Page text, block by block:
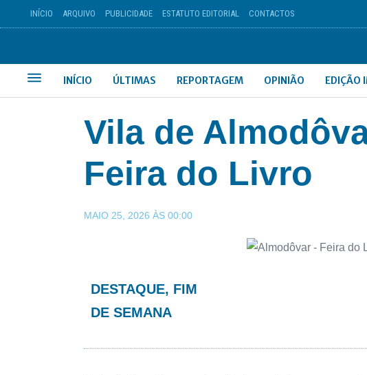
INÍCIO ARQUIVO PUBLICIDADE ESTATUTO EDITORIAL CONTACTOS
INÍCIO ÚLTIMAS REPORTAGEM OPINIÃO EDIÇÃO
Vila de
Feira do Livro
MAIO 25, 2026 ÀS 00:00
DESTAQUE, FIM
DE SEMANA